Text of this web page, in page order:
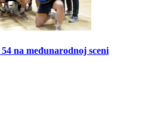
na međunarodnoj sceni